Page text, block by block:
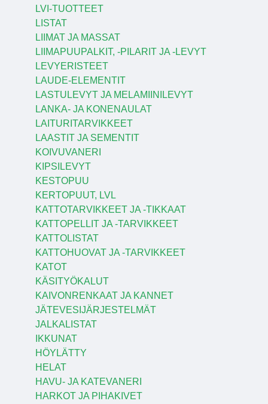
LVI-TUOTTEET
LISTAT
LIIMAT JA MASSAT
LIIMAPUUPALKIT, -PILARIT JA -LEVYT
LEVYERISTEET
LAUDE-ELEMENTIT
LASTULEVYT JA MELAMIINILEVYT
LANKA- JA KONENAULAT
LAITURITARVIKKEET
LAASTIT JA SEMENTIT
KOIVUVANERI
KIPSILEVYT
KESTOPUU
KERTOPUUT, LVL
KATTOTARVIKKEET JA -TIKKAAT
KATTOPELLIT JA -TARVIKKEET
KATTOLISTAT
KATTOHUOVAT JA -TARVIKKEET
KATOT
KÄSITYÖKALUT
KAIVONRENKAAT JA KANNET
JÄTEVESIJÄRJESTELMÄT
JALKALISTAT
IKKUNAT
HÖYLÄTTY
HELAT
HAVU- JA KATEVANERI
HARKOT JA PIHAKIVET